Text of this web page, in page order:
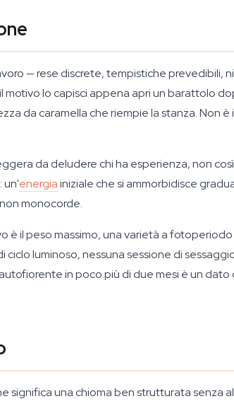
— rese discrete, tempistiche prevedibili,
lo capisci appena apri un barattolo
da caramella che riempie la stanza. Non è
da deludere chi ha esperienza, non
un'energiainiziale che si ammorbidisce
monocorde.
è il peso massimo, una varietà a
luminoso, nessuna sessione di
in poco più di due mesi è un
significa una chioma ben strutturata senza